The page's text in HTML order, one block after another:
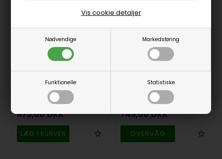
Nødvendige Markedsføring
Funktionelle Statistiske
Vis cookie detaljer
675,00 DKK
AK-PMT2LB-FS-W
749,00 DKK
OVERVÅG